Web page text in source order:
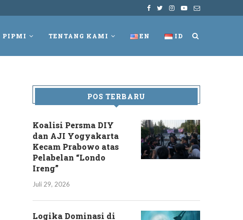
PIPMI TENTANG KAMI EN ID
POS TERBARU
Koalisi Persma DIY
dan AJI Yogyakarta
Kecam Prabowo atas
Pelabelan “Londo
Ireng”
Juli 29, 2026
Logika Dominasi di